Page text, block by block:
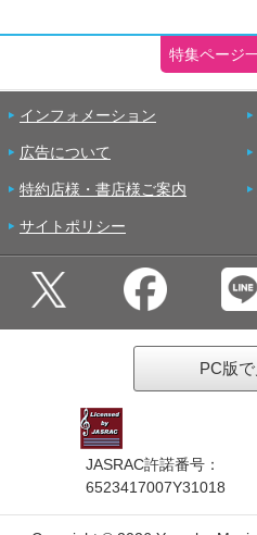
特集ページ
インフォメーション
広告について
特約店様・書店様ご案内
サイトポリシー
PC版
JASRAC許諾番号：
6523417007Y31018